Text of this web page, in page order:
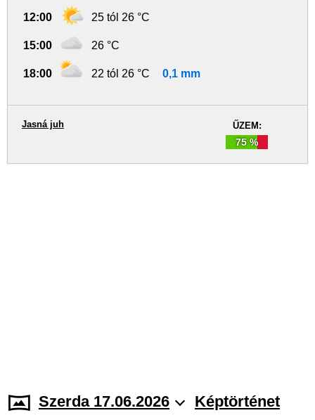
12:00 25 tól 26 °C
15:00 26 °C
18:00 22 tól 26 °C 0,1 mm
ŰZEM:
75 %
Jasná juh
Szerda 17.06.2026 Képtörténet